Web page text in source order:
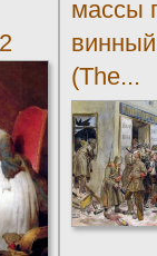
массы
(The...